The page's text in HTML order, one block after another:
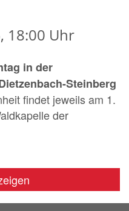
18:00 Uhr
in der
Steinberg
findet jeweils am 1.
der